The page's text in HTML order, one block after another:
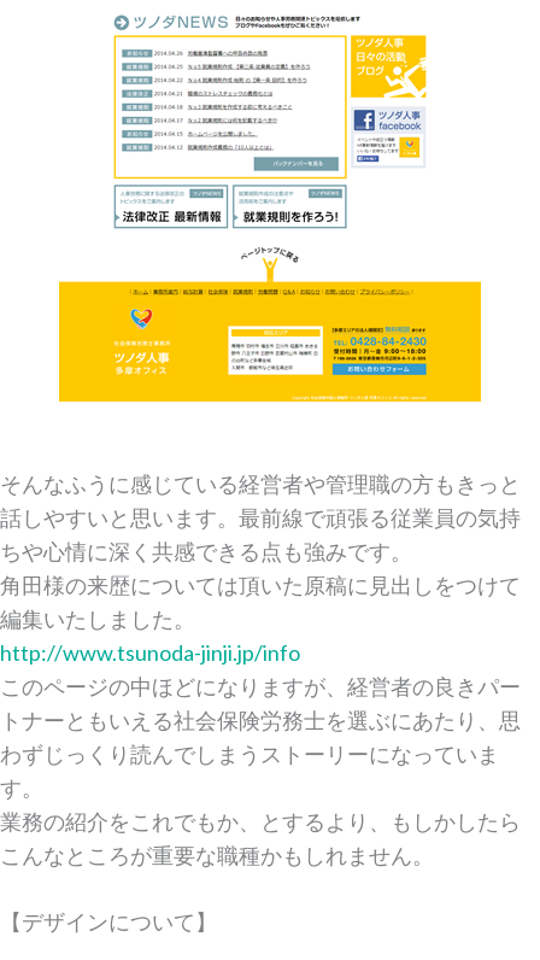
そんなふうに感じている経営者や管理職の方もきっと
話しやすいと思います。最前線で頑張る従業員の気持
ちや心情に深く共感できる点も強みです。
角田様の来歴については頂いた原稿に見出しをつけて
編集いたしました。
http://www.tsunoda-jinji.jp/info
このページの中ほどになりますが、経営者の良きパー
トナーともいえる社会保険労務士を選ぶにあたり、思
わずじっくり読んでしまうストーリーになっていま
す。
業務の紹介をこれでもか、とするより、もしかしたら
こんなところが重要な職種かもしれません。
【デザインについて】